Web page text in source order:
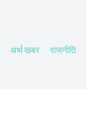
अर्थ खबर राजनीति